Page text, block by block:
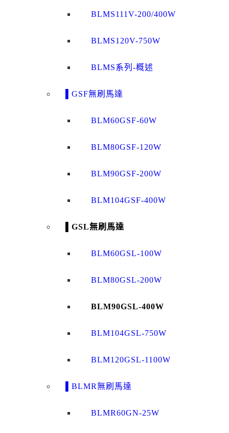
BLMS111V-200/400W
BLMS120V-750W
BLMS系列-概述
▌GSF無刷馬達
BLM60GSF-60W
BLM80GSF-120W
BLM90GSF-200W
BLM104GSF-400W
▌GSL無刷馬達
BLM60GSL-100W
BLM80GSL-200W
BLM90GSL-400W
BLM104GSL-750W
BLM120GSL-1100W
▌BLMR無刷馬達
BLMR60GN-25W